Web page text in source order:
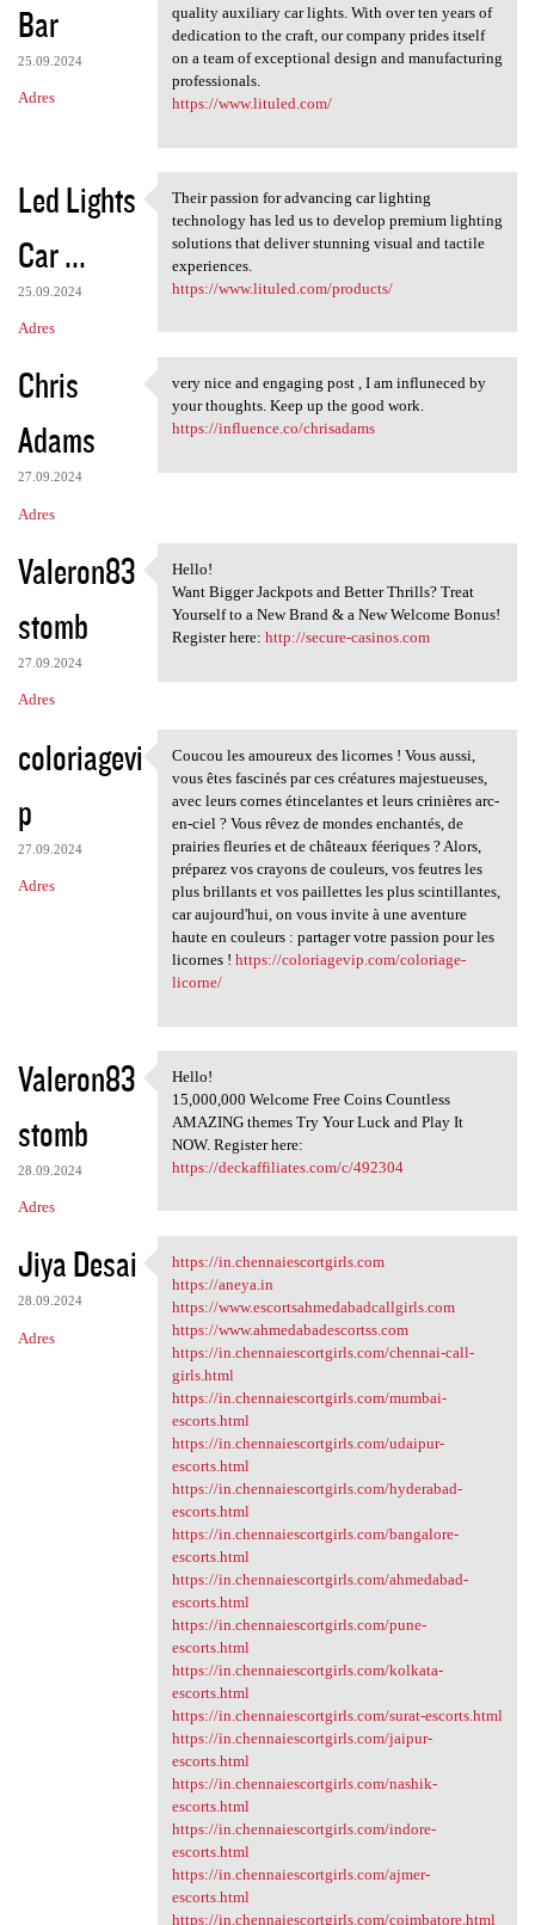
z
e
Bar
25.09.2024
Adres
quality auxiliary car lights. With over ten years of
dedication to the craft, our company prides itself
on a team of exceptional design and manufacturing
professionals.
https://www.lituled.com/
Led Lights
Car ...
25.09.2024
Adres
Their passion for advancing
Their passion for advancing car lighting
technology has led us to develop premium lighting
solutions that deliver stunning visual and tactile
experiences.
https://www.lituled.com/products/
Chris
Adams
27.09.2024
Adres
very nice and engaging post ,
very nice and engaging post , I am influneced by
your thoughts. Keep up the good work.
https://influence.co/chrisadams
Valeron83
stomb
27.09.2024
Adres
Hello!
Hello!
Want Bigger Jackpots and Better Thrills? Treat
Yourself to a New Brand & a New Welcome Bonus!
Register here: http://secure-casinos.com
coloriagevi
p
27.09.2024
Adres
Coucou les amoureux des
Coucou les amoureux des licornes ! Vous aussi,
vous êtes fascinés par ces créatures majestueuses,
avec leurs cornes étincelantes et leurs crinières arc-
en-ciel ? Vous rêvez de mondes enchantés, de
prairies fleuries et de châteaux féeriques ? Alors,
préparez vos crayons de couleurs, vos feutres les
plus brillants et vos paillettes les plus scintillantes,
car aujourd'hui, on vous invite à une aventure
haute en couleurs : partager votre passion pour les
licornes ! https://coloriagevip.com/coloriage-
licorne/
Valeron83
stomb
28.09.2024
Adres
Hello!
Hello!
15,000,000 Welcome Free Coins Countless
AMAZING themes Try Your Luck and Play It
NOW. Register here:
https://deckaffiliates.com/c/492304
Jiya Desai
28.09.2024
Adres
https://in.chennaiescortgirls
https://in.chennaiescortgirls.com
https://aneya.in
https://www.escortsahmedabadcallgirls.com
https://www.ahmedabadescortss.com
https://in.chennaiescortgirls.com/chennai-call-
girls.html
https://in.chennaiescortgirls.com/mumbai-
escorts.html
https://in.chennaiescortgirls.com/udaipur-
escorts.html
https://in.chennaiescortgirls.com/hyderabad-
escorts.html
https://in.chennaiescortgirls.com/bangalore-
escorts.html
https://in.chennaiescortgirls.com/ahmedabad-
escorts.html
https://in.chennaiescortgirls.com/pune-
escorts.html
https://in.chennaiescortgirls.com/kolkata-
escorts.html
https://in.chennaiescortgirls.com/surat-escorts.html
https://in.chennaiescortgirls.com/jaipur-
escorts.html
https://in.chennaiescortgirls.com/nashik-
escorts.html
https://in.chennaiescortgirls.com/indore-
escorts.html
https://in.chennaiescortgirls.com/ajmer-
escorts.html
https://in.chennaiescortgirls.com/coimbatore.html